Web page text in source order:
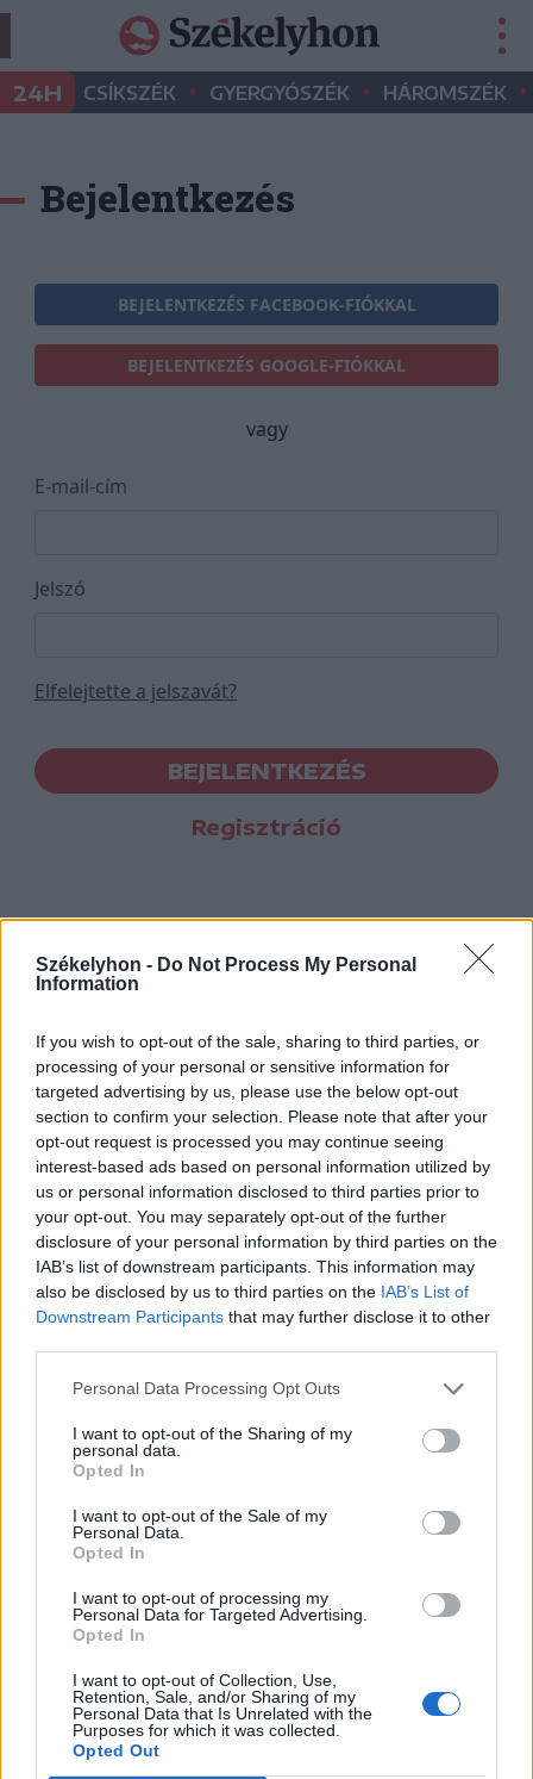
Székelyhon - Do Not Process My Personal
Information
If you wish to opt-out of the sale, sharing to third parties, or
processing of your personal or sensitive information for
targeted advertising by us, please use the below opt-out
section to confirm your selection. Please note that after your
opt-out request is processed you may continue seeing
interest-based ads based on personal information utilized by
us or personal information disclosed to third parties prior to
your opt-out. You may separately opt-out of the further
disclosure of your personal information by third parties on the
IAB’s list of downstream participants. This information may
also be disclosed by us to third parties on the IAB’s List of
Downstream Participants that may further disclose it to other
Personal Data Processing Opt Outs
I want to opt-out of the Sharing of my
personal data.
Opted In
I want to opt-out of the Sale of my
Personal Data.
Opted In
I want to opt-out of processing my
Personal Data for Targeted Advertising.
Opted In
I want to opt-out of Collection, Use,
Retention, Sale, and/or Sharing of my
Personal Data that Is Unrelated with the
Purposes for which it was collected.
Opted Out
24H CSÍKSZÉK • GYERGYÓSZÉK • HÁROMSZÉK •
Bejelentkezés
BEJELENTKEZÉS FACEBOOK-FIÓKKAL
BEJELENTKEZÉS GOOGLE-FIÓKKAL
vagy
E-mail-cím
Jelszó
Elfelejtette a jelszavát?
BEJELENTKEZÉS
Regisztráció
Hasznos
Impresszum
Szerzői jogok
Adatvédelmi tájékoztató
Cookie-kezelési tájékoztató
Hozzászólási szabályzat
Nyomtatott lapjaink archívuma
Székely Hírmondó archívuma
Sütibeállítások
Médiatér
Liget
Krónika
Bihari Napló